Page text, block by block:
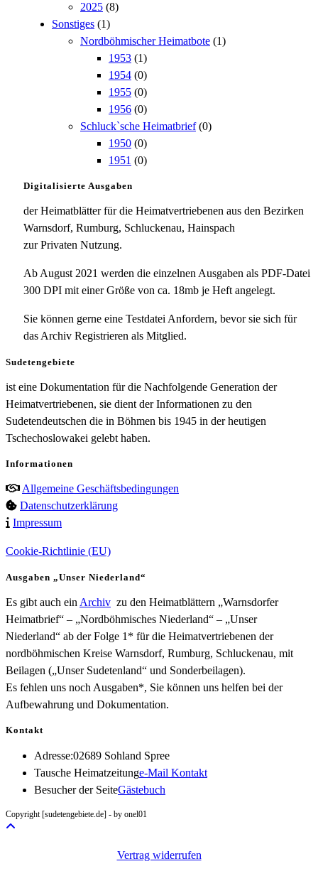
2025 (8)
Sonstiges (1)
Nordböhmischer Heimatbote (1)
1953 (1)
1954 (0)
1955 (0)
1956 (0)
Schluck`sche Heimatbrief (0)
1950 (0)
1951 (0)
Digitalisierte Ausgaben
der Heimatblätter für die Heimatvertriebenen aus den Bezirken
Warnsdorf, Rumburg, Schluckenau, Hainspach
zur Privaten Nutzung.
Ab August 2021 werden die einzelnen Ausgaben als PDF-Datei
300 DPI mit einer Größe von ca. 18mb je Heft angelegt.
Sie können gerne eine Testdatei Anfordern, bevor sie sich für
das Archiv Registrieren als Mitglied.
Sudetengebiete
ist eine Dokumentation für die Nachfolgende Generation der
Heimatvertriebenen, sie dient der Informationen zu den
Sudetendeutschen die in Böhmen bis 1945 in der heutigen
Tschechoslowakei gelebt haben.
Informationen
Allgemeine Geschäftsbedingungen
Datenschutzerklärung
Impressum
Cookie-Richtlinie (EU)
Ausgaben „Unser Niederland“
Es gibt auch ein Archiv zu den Heimatblättern „Warnsdorfer
Heimatbrief“ – „Nordböhmisches Niederland“ – „Unser
Niederland“ ab der Folge 1* für die Heimatvertriebenen der
nordböhmischen Kreise Warnsdorf, Rumburg, Schluckenau, mit
Beilagen („Unser Sudetenland“ und Sonderbeilagen).
Es fehlen uns noch Ausgaben*, Sie können uns helfen bei der
Aufbewahrung und Dokumentation.
Kontakt
Adresse:02689 Sohland Spree
Tausche Heimatzeitunge-Mail KontaktOpens
Besucher der SeiteGästebuch
Copyright [sudetengebiete.de] - by onel01
Vertrag widerrufen